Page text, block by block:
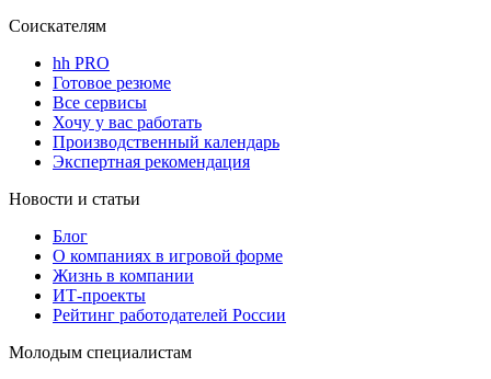
Соискателям
hh PRO
Готовое резюме
Все сервисы
Хочу у вас работать
Производственный календарь
Экспертная рекомендация
Новости и статьи
Блог
О компаниях в игровой форме
Жизнь в компании
ИТ-проекты
Рейтинг работодателей России
Молодым специалистам